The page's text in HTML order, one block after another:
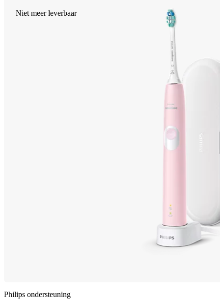
Niet meer leverbaar
Philips ondersteuning